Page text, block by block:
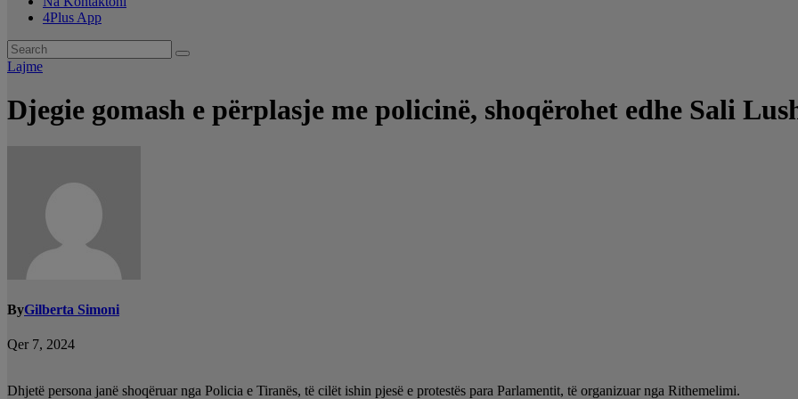
4Plus App
Lajme
Djegie gomash e përplasje me policinë, shoqërohet edhe Sali
ByGilberta Simoni
Qer 7, 2024
Dhjetë persona janë shoqëruar nga Policia e Tiranës, të cilët ishin pjesë e protestës para Parlamentit, të organizuar nga Rithemelimi.